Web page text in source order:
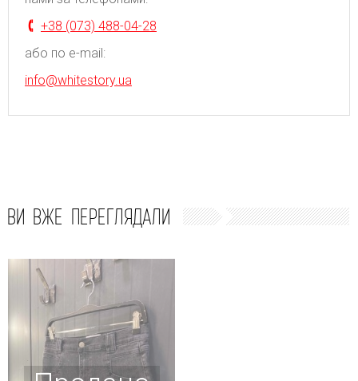
+38 (073) 488-04-28
або по e-mail:
info@whitestory.ua
ВИ ВЖЕ ПЕРЕГЛЯДАЛИ